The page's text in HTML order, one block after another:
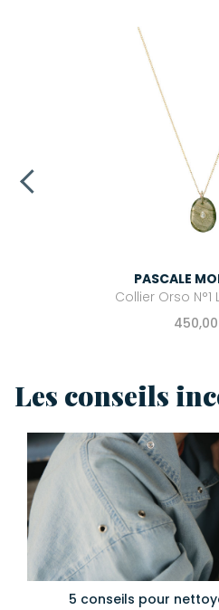
PASCALE
Collier Orso
Les conseils
5 conseils pour